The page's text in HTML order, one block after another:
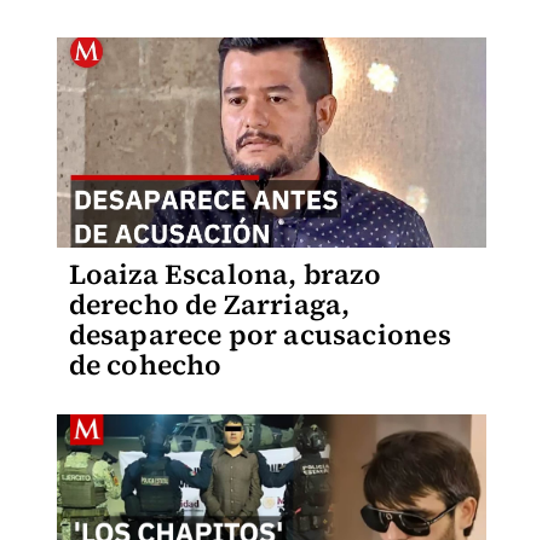
Loaiza Escalona, brazo
derecho de Zarriaga,
desaparece por acusaciones
de cohecho